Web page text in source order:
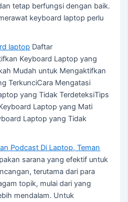
tetap berfungsi dengan baik.
keyboard laptop perlu
laptop Daftar
Keyboard Laptop yang
Mudah untuk Mengaktifkan
TerkunciCara Mengatasi
yang Tidak TerdeteksiTips
Laptop yang Mati
Laptop yang Tidak
Podcast Di Laptop, Teman
sarana yang efektif untuk
terutama dari para
topik, mulai dari yang
mendalam. Untuk